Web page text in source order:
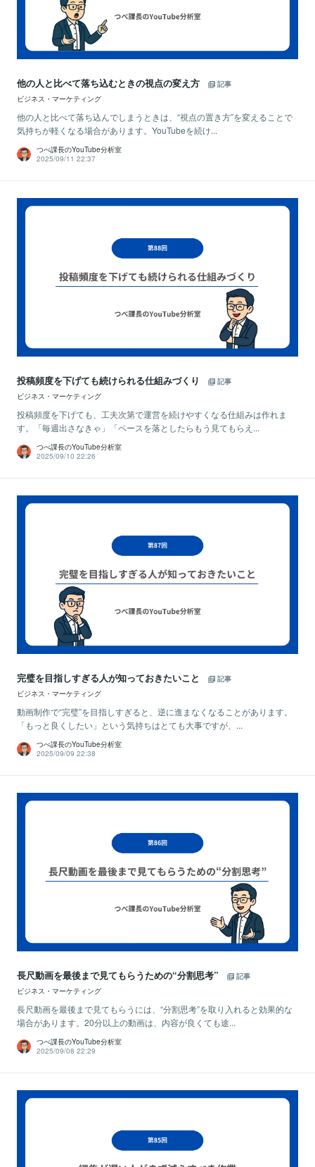
他の人と比べて落ち込むときの視点の変え方
記事
ビジネス・マーケティング
他の人と比べて落ち込んでしまうときは、“視点の置き方”を変えることで
気持ちが軽くなる場合があります。YouTubeを続け...
つべ課長のYouTube分析室
2025/09/11 22:37
投稿頻度を下げても続けられる仕組みづくり
記事
ビジネス・マーケティング
投稿頻度を下げても、工夫次第で運営を続けやすくなる仕組みは作れま
す。「毎週出さなきゃ」「ペースを落としたらもう見てもらえ...
つべ課長のYouTube分析室
2025/09/10 22:26
完璧を目指しすぎる人が知っておきたいこと
記事
ビジネス・マーケティング
動画制作で“完璧”を目指しすぎると、逆に進まなくなることがあります。
「もっと良くしたい」という気持ちはとても大事ですが、...
つべ課長のYouTube分析室
2025/09/09 22:38
長尺動画を最後まで見てもらうための“分割思考”
記事
ビジネス・マーケティング
長尺動画を最後まで見てもらうには、“分割思考”を取り入れると効果的な
場合があります。20分以上の動画は、内容が良くても途...
つべ課長のYouTube分析室
2025/09/08 22:29